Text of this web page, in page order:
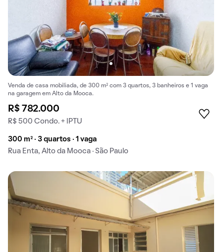
Venda de casa mobiliada, de 300 m² com 3 quartos, 3 banheiros e 1 vaga
na garagem em Alto da Mooca.
R$ 782.000
R$ 500 Condo. + IPTU
300 m² · 3 quartos · 1 vaga
Rua Enta, Alto da Mooca · São Paulo